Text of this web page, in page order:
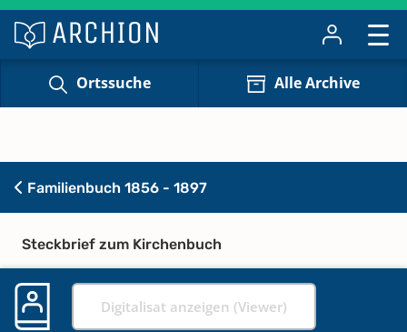
Ortssuche Alle Archive
Familienbuch 1856 - 1897
Steckbrief zum Kirchenbuch
Digitalisat anzeigen (Viewer)